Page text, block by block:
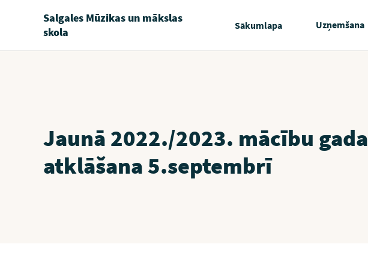
Salgales Mūzikas un mākslas
skola
Sākumlapa Uzņemšana
Jaunā 2022./2023. mācību gada
atklāšana 5.septembrī